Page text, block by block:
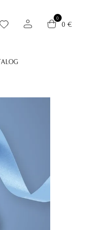
0
0 €